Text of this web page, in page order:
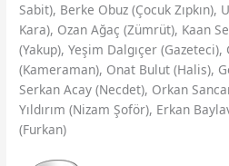
Sabit), Berke Obuz (Çocuk
Kara), Ozan Ağaç (Zümrüt), Kaan
(Yakup), Yeşim Dalgıçer
(Kameraman), Onat Bulut (Halis),
Serkan Acay (Necdet), Orkan
Yıldırım (Nizam Şoför), Erkan
(Furkan)